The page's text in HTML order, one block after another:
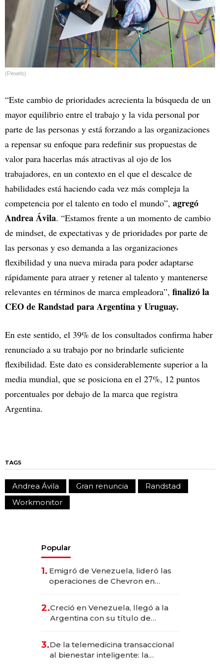
(Pexels)
“Este cambio de prioridades acrecienta la búsqueda de un
mayor equilibrio entre el trabajo y la vida personal por
parte de las personas y está forzando a las organizaciones
a repensar su enfoque para redefinir sus propuestas de
valor para hacerlas más atractivas al ojo de los
trabajadores, en un contexto en el que el descalce de
habilidades está haciendo cada vez más compleja la
competencia por el talento en todo el mundo”, agregó
Andrea Ávila. “Estamos frente a un momento de cambio
de mindset, de expectativas y de prioridades por parte de
las personas y eso demanda a las organizaciones
flexibilidad y una nueva mirada para poder adaptarse
rápidamente para atraer y retener al talento y mantenerse
relevantes en términos de marca empleadora”, finalizó la
CEO de Randstad para Argentina y Uruguay.
En este sentido, el 39% de los consultados confirma haber
renunciado a su trabajo por no brindarle suficiente
flexibilidad. Este dato es considerablemente superior a la
media mundial, que se posiciona en el 27%, 12 puntos
porcentuales por debajo de la marca que registra
Argentina.
TAGS
Andrea Ávila Gran renuncia
Randstad
Workmonitor
Popular
1. Emigró de Venezuela, lideró las
operaciones de Chevron en
2.Creció en Venezuela, llegó a la
Argentina con su título de
las marcas "fast premium"
3.De la telemedicina transaccional
al bienestar inteligente: la